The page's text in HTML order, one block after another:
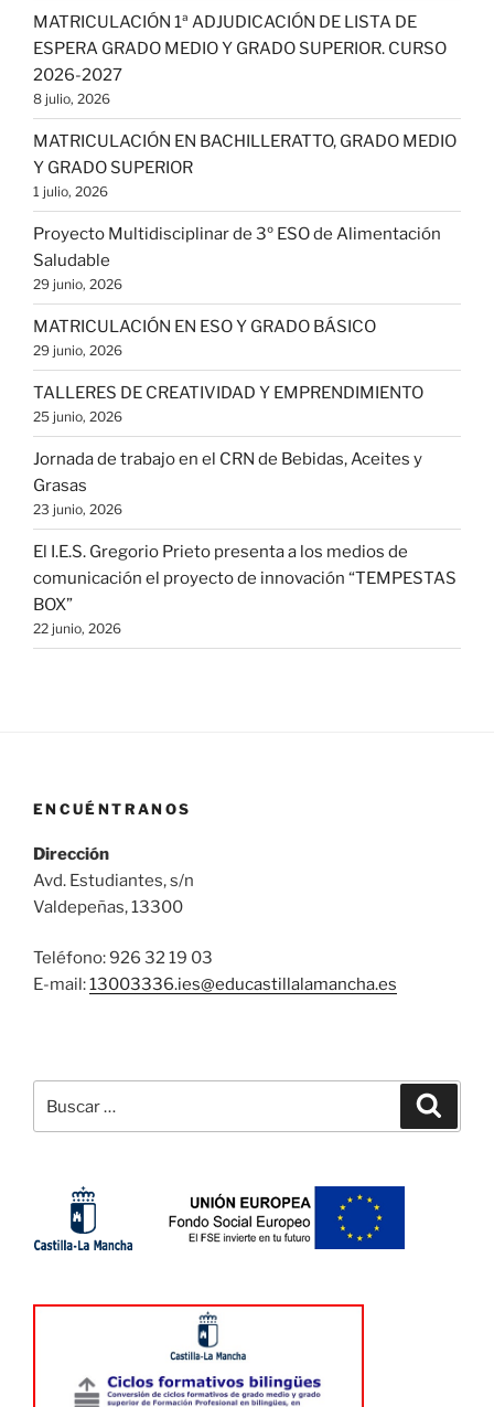
MATRICULACIÓN 1ª ADJUDICACIÓN DE LISTA DE
ESPERA GRADO MEDIO Y GRADO SUPERIOR. CURSO
2026-2027
8 julio, 2026
MATRICULACIÓN EN BACHILLERATTO, GRADO MEDIO
Y GRADO SUPERIOR
1 julio, 2026
Proyecto Multidisciplinar de 3º ESO de Alimentación
Saludable
29 junio, 2026
MATRICULACIÓN EN ESO Y GRADO BÁSICO
29 junio, 2026
TALLERES DE CREATIVIDAD Y EMPRENDIMIENTO
25 junio, 2026
Jornada de trabajo en el CRN de Bebidas, Aceites y
Grasas
23 junio, 2026
El I.E.S. Gregorio Prieto presenta a los medios de
comunicación el proyecto de innovación “TEMPESTAS
BOX”
22 junio, 2026
ENCUÉNTRANOS
Dirección
Avd. Estudiantes, s/n
Valdepeñas, 13300
Teléfono: 926 32 19 03
E-mail:13003336.ies@educastillalamancha.es
por: